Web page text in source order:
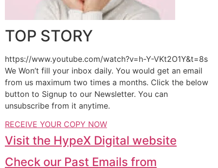
TOP STORY
https://www.youtube.com/watch?v=h-Y-VKt2O1Y&t=8s
We Won’t fill your inbox daily. You would get an email
from us maximum two times a months. Click the below
button to Signup to our Newsletter. You can
unsubscribe from it anytime.
RECEIVE YOUR COPY NOW
Visit the HypeX Digital website
Check our Past Emails from